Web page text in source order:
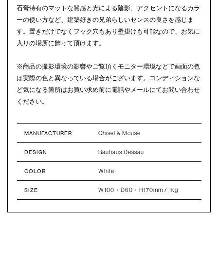
石膏特有のマットな質感と光による陰影、アクセントになるカラ
ーの使い方など、建築好きの兄弟らしいセンスの良さを感じま
す。置きだけでなくフック穴もあり壁掛けも可能なので、お気に
入りの場所に飾って頂けます。
※商品の撮影環境の影響やご覧頂くモニター環境などで画面の色
は実際の色と異なっている場合がございます。コンディションな
ど気になる箇所はお買い求め前に電話やメールにてお問い合わせ
ください。
MANUFACTURER Chisel & Mouse
DESIGN Bauhaus Dessau
COLOR White
SIZE W100・D60・H170mm / 1kg